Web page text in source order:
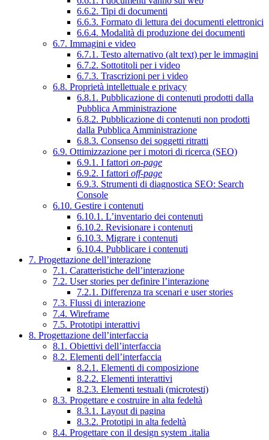
6.6.2. Tipi di documenti
6.6.3. Formato di lettura dei documenti elettronici
6.6.4. Modalità di produzione dei documenti
6.7. Immagini e video
6.7.1. Testo alternativo (alt text) per le immagini
6.7.2. Sottotitoli per i video
6.7.3. Trascrizioni per i video
6.8. Proprietà intellettuale e privacy
6.8.1. Pubblicazione di contenuti prodotti dalla
Pubblica Amministrazione
6.8.2. Pubblicazione di contenuti non prodotti
dalla Pubblica Amministrazione
6.8.3. Consenso dei soggetti ritratti
6.9. Ottimizzazione per i motori di ricerca (SEO)
6.9.1. I fattori on-page
6.9.2. I fattori off-page
6.9.3. Strumenti di diagnostica SEO: Search
Console
6.10. Gestire i contenuti
6.10.1. L’inventario dei contenuti
6.10.2. Revisionare i contenuti
6.10.3. Migrare i contenuti
6.10.4. Pubblicare i contenuti
7. Progettazione dell’interazione
7.1. Caratteristiche dell’interazione
7.2. User stories per definire l’interazione
7.2.1. Differenza tra scenari e user stories
7.3. Flussi di interazione
7.4. Wireframe
7.5. Prototipi interattivi
8. Progettazione dell’interfaccia
8.1. Obiettivi dell’interfaccia
8.2. Elementi dell’interfaccia
8.2.1. Elementi di composizione
8.2.2. Elementi interattivi
8.2.3. Elementi testuali (microtesti)
8.3. Progettare e costruire in alta fedeltà
8.3.1. Layout di pagina
8.3.2. Prototipi in alta fedeltà
8.4. Progettare con il design system .italia